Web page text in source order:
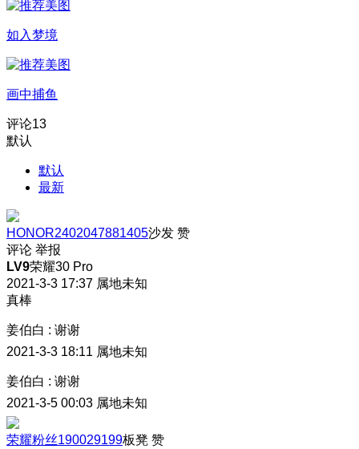
如入梦境
画中捕鱼
评论13
默认
默认
最新
HONOR2402047881405沙发 赞
评论 举报
LV9荣耀30 Pro
2021-3-3 17:37 属地未知
真棒
姜伯白 : 谢谢
2021-3-3 18:11 属地未知
姜伯白 : 谢谢
2021-3-5 00:03 属地未知
荣耀粉丝190029199板凳 赞